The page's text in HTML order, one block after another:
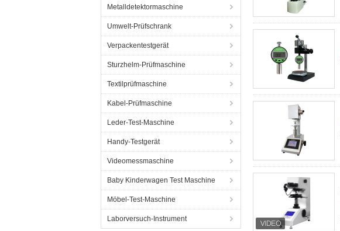
Metalldetektormaschine
Umwelt-Prüfschrank
Verpackentestgerät
Sturzhelm-Prüfmaschine
Textilprüfmaschine
Kabel-Prüfmaschine
Leder-Test-Maschine
Handy-Testgerät
Videomessmaschine
Baby Kinderwagen Test Maschine
Möbel-Test-Maschine
Laborversuch-Instrument